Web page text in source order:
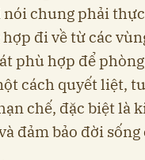
nói chung phải
đi về từ các
phù hợp để
cách quyết liệt,
chế, đặc biệt là
đảm bảo đời